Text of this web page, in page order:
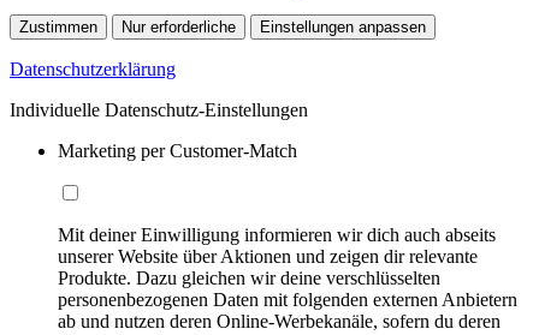
Zustimmen Nur erforderliche Einstellungen anpassen
Datenschutzerklärung
Individuelle Datenschutz-Einstellungen
Marketing per Customer-Match
Mit deiner Einwilligung informieren wir dich auch abseits
unserer Website über Aktionen und zeigen dir relevante
Produkte. Dazu gleichen wir deine verschlüsselten
personenbezogenen Daten mit folgenden externen Anbietern
ab und nutzen deren Online-Werbekanäle, sofern du deren